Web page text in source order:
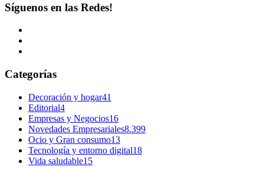
Síguenos en las Redes!
Categorías
Decoración y hogar41
Editorial4
Empresas y Negocios16
Novedades Empresariales8.399
Ocio y Gran consumo13
Tecnología y entorno digital18
Vida saludable15